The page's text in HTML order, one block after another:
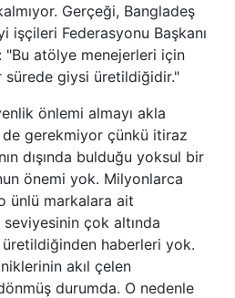
Gerçeği, Bangladeş
işçileri Federasyonu Başkanı
atölye menejerleri için
sürede giysi üretildiğidir."
önlemi almayı akla
gerekmiyor çünkü itiraz
dışında bulduğu yoksul bir
önemi yok. Milyonlarca
ünlü markalara ait
çok altında
haberleri yok.
akıl çelen
durumda. O nedenle